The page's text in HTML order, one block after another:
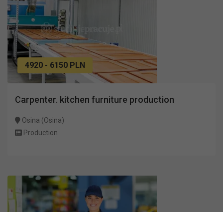
4920 - 6150 PLN
Carpenter. kitchen furniture production
Osina (Osina)
Production